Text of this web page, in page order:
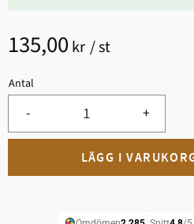
135,00 kr /st
Antal
+
-